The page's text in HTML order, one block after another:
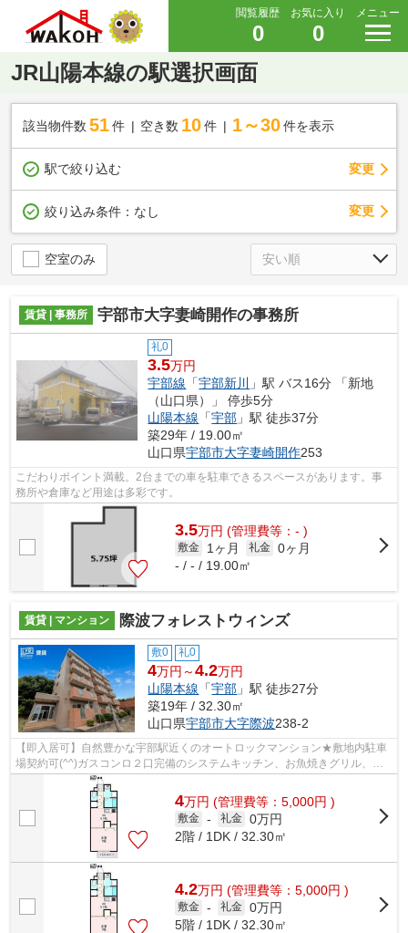
閲覧履歴
0
お気に入り
0
メニュー
JR山陽本線の駅選択画面
該当物件数 51件 空き数 10 件 1～30 件を表示
駅で絞り込む 変更
絞り込み条件： なし 変更
空室のみ
賃貸 | 事務所 宇部市大字妻崎開作の事務所
礼0
3.5万円
宇部線 「宇部新川
」駅 バス16分 「新地
（山口県）」 停歩5分
山陽本線 「宇部 」駅 徒歩37分
築29年 / 19.00㎡
山口県宇部市大字妻崎開作253
こだわりポイント満載。2台までの車を駐車できるスペースがあります。事
務所や倉庫など用途は多彩です。
3.5万円 (管理費等：- )
敷金 1ヶ月 礼金 0ヶ月
- / - / 19.00㎡
賃貸 | マンション 際波フォレストウィンズ
敷0 礼0
4万円～4.2万円
山陽本線 「宇部 」駅 徒歩27分
築19年 / 32.30㎡
山口県宇部市大字際波238-2
【即入居可】自然豊かな宇部駅近くのオートロックマンション★敷地内駐車
場契約可(^^)ガスコンロ２口完備のシステムキッチン、お魚焼きグリル、浴
室乾燥、室内洗濯機置き場、バストイレ別♪
4万円 (管理費等：5,000円 )
敷金 - 礼金 0万円
2階 / 1DK / 32.30㎡
4.2万円 (管理費等：5,000円 )
敷金 - 礼金 0万円
5階 / 1DK / 32.30㎡